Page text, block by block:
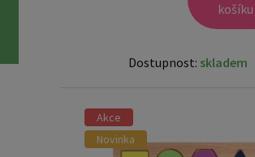
košíku
Dostupnost: skladem
Akce
Novinka